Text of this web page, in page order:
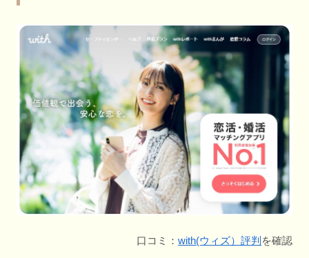
口コミ： with(ウィズ）評判 を確認